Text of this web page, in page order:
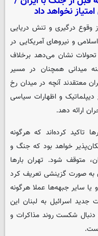
نخواهد داد
وقوع درگیری و تنش دریایی
و نیروهای آمریکایی در
نشان می‌دهد برخلاف
میدانی همچنان در مسیر
معتقدند آنچه در میدان رخ
و اظهارات سیاسی
ارائه دهد.
تاکید کرده‌اند که هرگونه
خواهد بود که جنگ و
متوقف شود. تهران بارها
به صورت گزینشی تعریف کرد
یا سایر جبهه‌ها عملا هرگونه
جدید اسرائیل به لبنان این
دنبال شکست روند مذاکرات و